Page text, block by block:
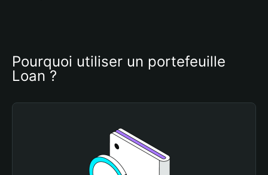
Pourquoi utiliser un portefeuille
Loan ?